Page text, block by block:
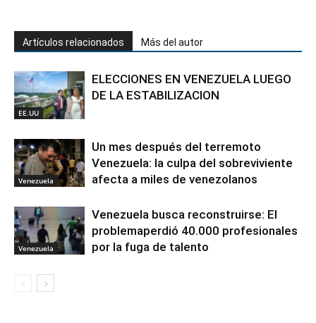
Artículos relacionados Más del autor
EE.UU
ELECCIONES EN VENEZUELA LUEGO
DE LA ESTABILIZACION
Venezuela
Un mes después del terremoto
Venezuela: la culpa del sobreviviente
afecta a miles de venezolanos
Venezuela
Venezuela busca reconstruirse: El
problemaperdió 40.000 profesionales
por la fuga de talento